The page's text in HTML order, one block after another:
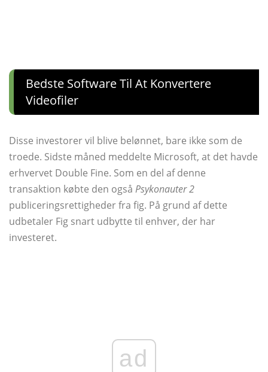
Bedste Software Til At Konvertere
Videofiler
Disse investorer vil blive belønnet, bare ikke som de
troede. Sidste måned meddelte Microsoft, at det havde
erhvervet Double Fine. Som en del af denne
transaktion købte den også Psykonauter 2
publiceringsrettigheder fra fig. På grund af dette
udbetaler Fig snart udbytte til enhver, der har
investeret.
ad